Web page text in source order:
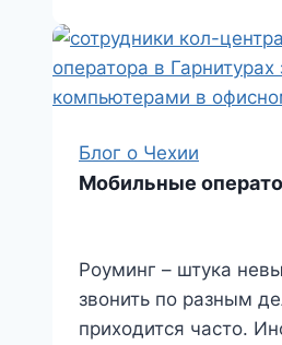
Блог о Чехии
Мобильные
Роуминг – штука
звонить по разным
приходится часто.